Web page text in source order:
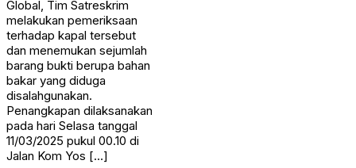
Global, Tim Satreskrim
melakukan pemeriksaan
terhadap kapal tersebut
dan menemukan sejumlah
barang bukti berupa bahan
bakar yang diduga
disalahgunakan.
Penangkapan dilaksanakan
pada hari Selasa tanggal
11/03/2025 pukul 00.10 di
Jalan Kom Yos […]